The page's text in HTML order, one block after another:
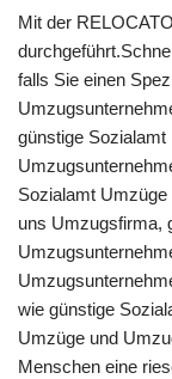
Mit der
falls Sie einen
günstige
Sozialamt
uns Umzugsfirma,
wie günstige
Umzüge und
Menschen eine